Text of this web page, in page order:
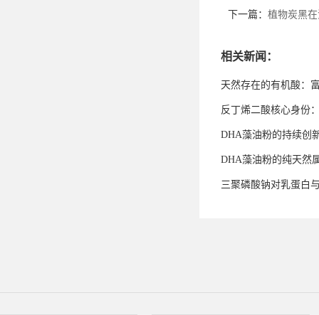
下一篇： 植物炭黑
相关新闻：
天然存在的有机酸：
反丁烯二酸核心身份
DHA藻油粉的持续创
DHA藻油粉的纯天然
三聚磷酸钠对乳蛋白